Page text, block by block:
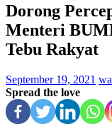
Dorong
Menteri
Tebu Rakyat
September 19, 2021
Spread the love